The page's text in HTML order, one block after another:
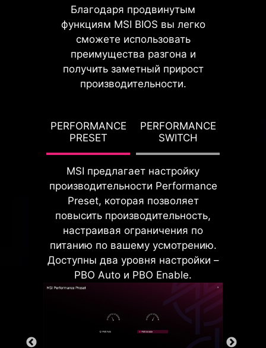
Благодаря продвинутым
функциям MSI BIOS вы легко
сможете использовать
преимущества разгона и
получить заметный прирост
производительности.
PERFORMANCE
PRESET
PERFORMANCE
SWITCH
MSI предлагает настройку
производительности Performance
Preset, которая позволяет
повысить производительность,
настраивая ограничения по
питанию по вашему усмотрению.
Доступны два уровня настройки –
PBO Auto и PBO Enable.
Для силовых элементов
предусмотрена специальная
система заземления,
подавляющая вызываемые ими
она помогает в деле охлаждения
фаз питания, передавая тепло
внутрь печатной платы.